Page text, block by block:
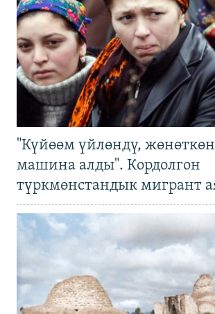
"Күйөөм үйлөндү,
машина алды". Кордолгон
түркмөнстандык мигрант